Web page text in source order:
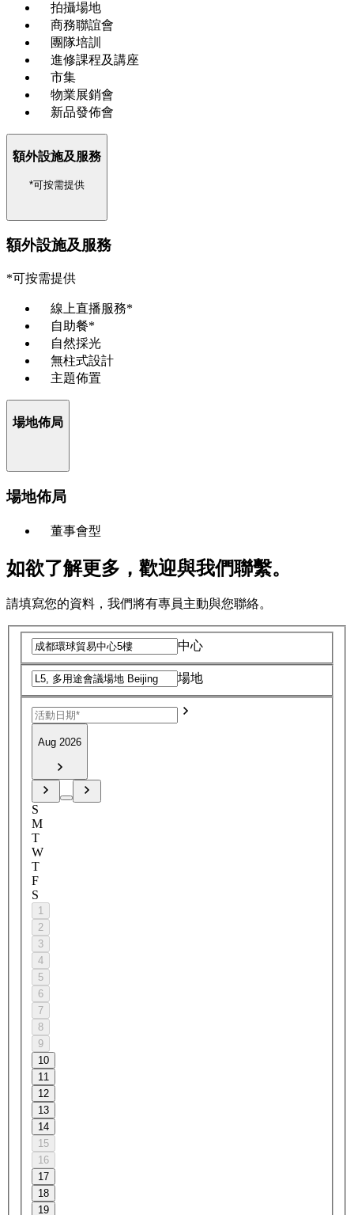
拍攝場地
商務聯誼會
團隊培訓
進修課程及講座
市集
物業展銷會
新品發佈會
額外設施及服務
*可按需提供
額外設施及服務
*可按需提供
線上直播服務*
自助餐*
自然採光
無柱式設計
主題佈置
場地佈局
場地佈局
董事會型
如欲了解更多，歡迎與我們聯繫。
請填寫您的資料，我們將有專員主動與您聯絡。
中心
場地
Aug 2026
S
M
T
W
T
F
S
1
2
3
4
5
6
7
8
9
10
11
12
13
14
15
16
17
18
19